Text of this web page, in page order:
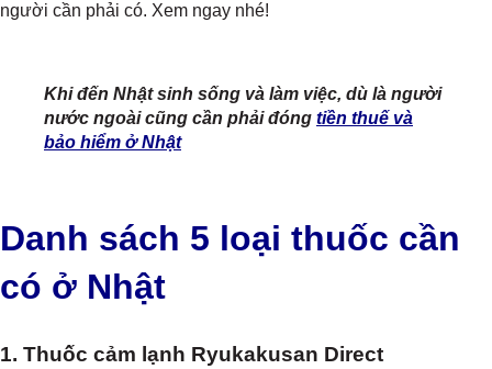
người cần phải có. Xem ngay nhé!
Khi đến Nhật sinh sống và làm việc, dù là người
nước ngoài cũng cần phải đóng tiền thuế và
bảo hiểm ở Nhật
Danh sách 5 loại thuốc cần
có ở Nhật
1. Thuốc cảm lạnh Ryukakusan Direct